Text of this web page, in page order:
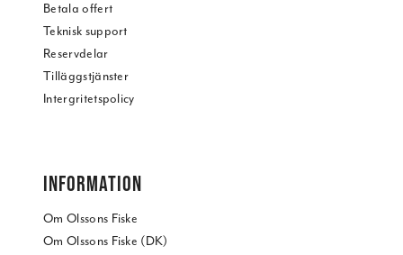
Betala offert
Teknisk support
Reservdelar
Tilläggstjänster
Intergritetspolicy
INFORMATION
Om Olssons Fiske
Om Olssons Fiske (DK)